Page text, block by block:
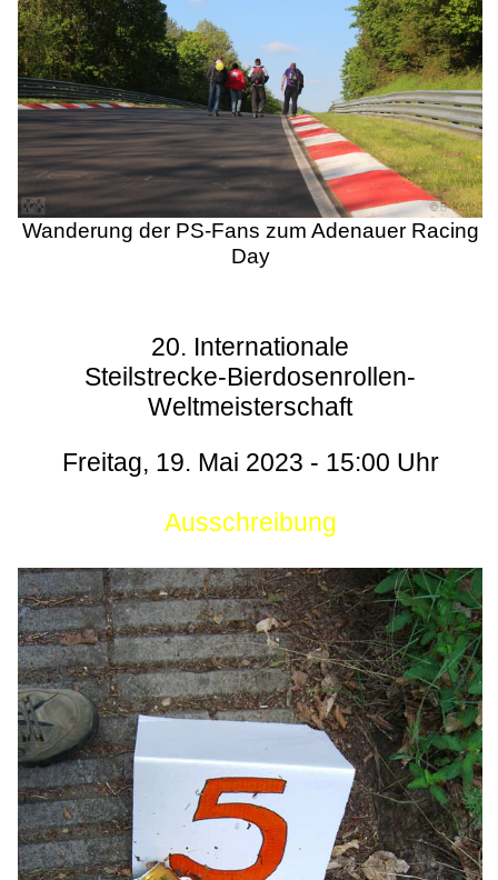
Wanderung der PS-Fans zum Adenauer Racing
Day
20. Internationale
Steilstrecke-Bierdosenrollen-
Weltmeisterschaft
Freitag, 19. Mai 2023 - 15:00 Uhr
Ausschreibung